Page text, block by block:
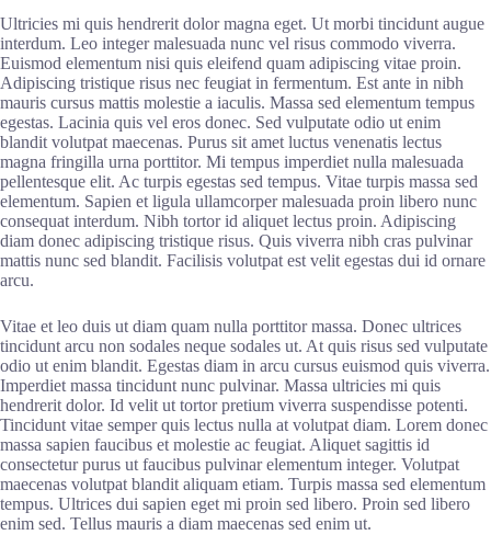
Ultricies mi quis hendrerit dolor magna eget. Ut morbi tincidunt augue
interdum. Leo integer malesuada nunc vel risus commodo viverra.
Euismod elementum nisi quis eleifend quam adipiscing vitae proin.
Adipiscing tristique risus nec feugiat in fermentum. Est ante in nibh
mauris cursus mattis molestie a iaculis. Massa sed elementum tempus
egestas. Lacinia quis vel eros donec. Sed vulputate odio ut enim
blandit volutpat maecenas. Purus sit amet luctus venenatis lectus
magna fringilla urna porttitor. Mi tempus imperdiet nulla malesuada
pellentesque elit. Ac turpis egestas sed tempus. Vitae turpis massa sed
elementum. Sapien et ligula ullamcorper malesuada proin libero nunc
consequat interdum. Nibh tortor id aliquet lectus proin. Adipiscing
diam donec adipiscing tristique risus. Quis viverra nibh cras pulvinar
mattis nunc sed blandit. Facilisis volutpat est velit egestas dui id ornare
arcu.
Vitae et leo duis ut diam quam nulla porttitor massa. Donec ultrices
tincidunt arcu non sodales neque sodales ut. At quis risus sed vulputate
odio ut enim blandit. Egestas diam in arcu cursus euismod quis viverra.
Imperdiet massa tincidunt nunc pulvinar. Massa ultricies mi quis
hendrerit dolor. Id velit ut tortor pretium viverra suspendisse potenti.
Tincidunt vitae semper quis lectus nulla at volutpat diam. Lorem donec
massa sapien faucibus et molestie ac feugiat. Aliquet sagittis id
consectetur purus ut faucibus pulvinar elementum integer. Volutpat
maecenas volutpat blandit aliquam etiam. Turpis massa sed elementum
tempus. Ultrices dui sapien eget mi proin sed libero. Proin sed libero
enim sed. Tellus mauris a diam maecenas sed enim ut.